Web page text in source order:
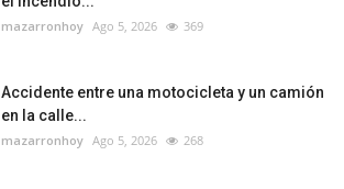
mazarronhoy Ago 5, 2026 369
Accidente entre una motocicleta y un camión
en la calle...
mazarronhoy Ago 5, 2026 268